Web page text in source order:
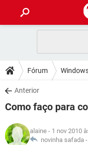
CELULAR
OUTLOOK
INSTAGRAM
GUIA DE COMPRAS
DICAS
JOGOS
INSTAGRAM
DOWNLOADS
JOGOS
CELULAR
OUTLOOK
JOGOS
GLOSSÁRIO
Fórum
Anterior
Como faço para
alaine - 1 nov 2010
novinha safada -